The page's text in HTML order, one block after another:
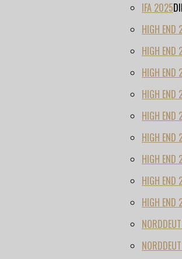
IFA 2025
HIGH END
HIGH END
HIGH END
HIGH END
HIGH END
HIGH END
HIGH END
HIGH END
HIGH END